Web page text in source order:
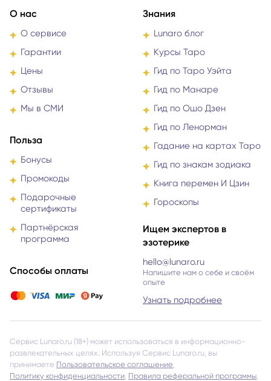
О нас
О сервисе
Гарантии
Цены
Отзывы
Мы в СМИ
Польза
Бонусы
Промокоды
Подарочные
сертификаты
Партнёрская
программа
Способы оплаты
Знания
Lunaro блог
Курсы Таро
Гид по Таро Уэйта
Гид по Манаре
Гид по Ошо Дзен
Гид по Ленорман
Гадание на картах Таро
Гид по знакам зодиака
Книга перемен И Цзин
Гороскопы
Ищем экспертов в
эзотерике
hello@lunaro.ru
Напишите нам о себе и своём
опыте
Узнать подробнее
Сервис Lunaro.ru (18+) может использоваться в информационно-
развлекательных целях. Используя Сервис Lunaro.ru, вы
принимаете Пользовательское соглашение,
Политику конфиденциальности, Правила реферальной программы,